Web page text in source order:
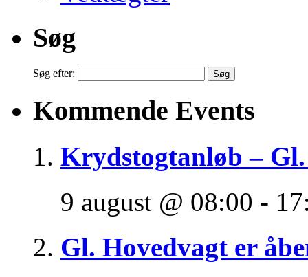
Søg
Søg efter:
Kommende Events
Krydstogtanløb –
9 august @ 08:00 -
Gl. Hovedvagt er